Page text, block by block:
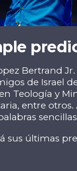
Bertrand
de Israel
Teología y
entre
sus últimas